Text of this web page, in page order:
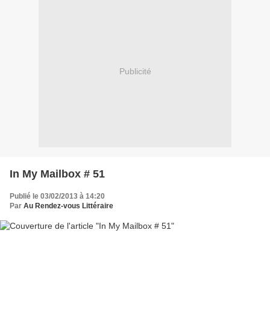
Publicité
In My Mailbox # 51
Publié le 03/02/2013 à 14:20
Par Au Rendez-vous Littéraire